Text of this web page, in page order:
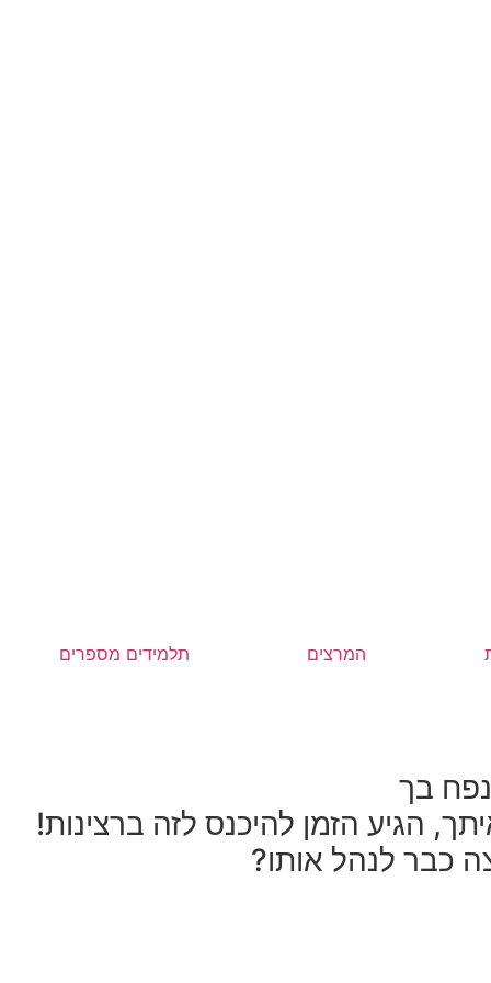
המרצים תלמידים מספרים
בך
הגיע הזמן להיכנס לזה ברצינות!
כבר לנהל אותו?